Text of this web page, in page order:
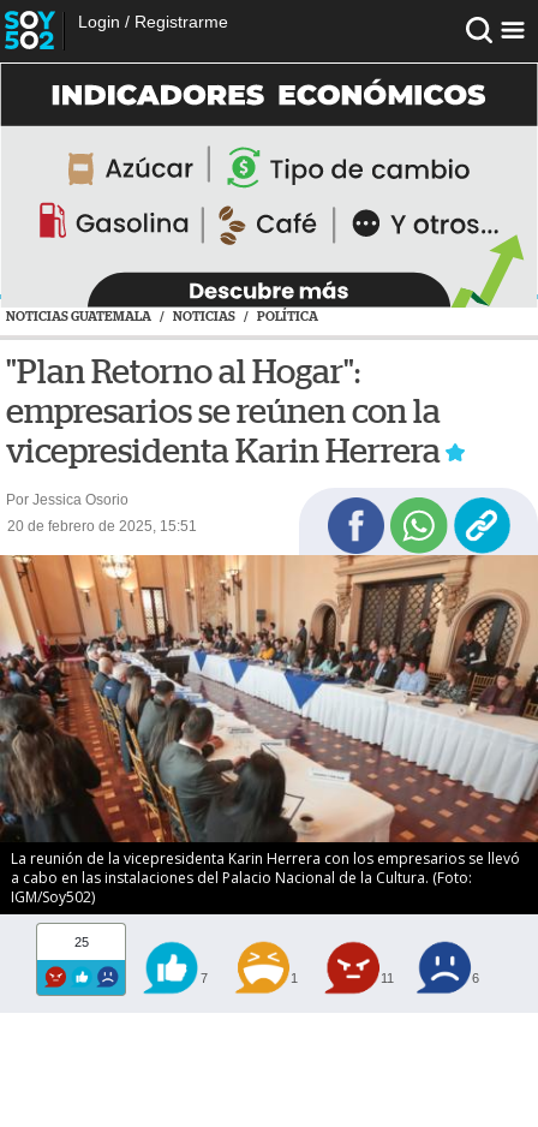
Login / Registrarme
NOTICIAS GUATEMALA / NOTICIAS / POLÍTICA
"Plan Retorno al Hogar":
empresarios se reúnen con la
vicepresidenta Karin Herrera
Por Jessica Osorio
20 de febrero de 2025, 15:51
La reunión de la vicepresidenta Karin Herrera con los empresarios se llevó
a cabo en las instalaciones del Palacio Nacional de la Cultura. (Foto:
IGM/Soy502)
25
7 1 11 6